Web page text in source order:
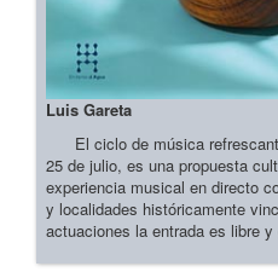
Luis Gareta
El ciclo de música
25 de julio, es una propuesta
experiencia musical en directo
y localidades históricamente
actuaciones la entrada es libre